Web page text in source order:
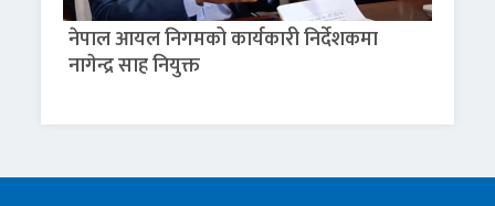
नेपाल आयल निगमको कार्यकारी निर्देशकमा
नागेन्द्र साह नियुक्त